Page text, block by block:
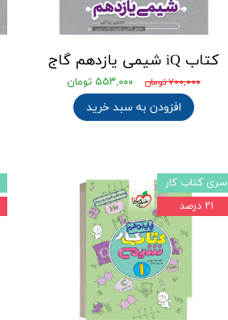
کتاب iQ شیمی یازدهم گاج
۷۰۰,۰۰۰ تومان ۵۵۳,۰۰۰ تومان
افزودن به سبد خرید
سری کتاب کار
۲۱ درصد